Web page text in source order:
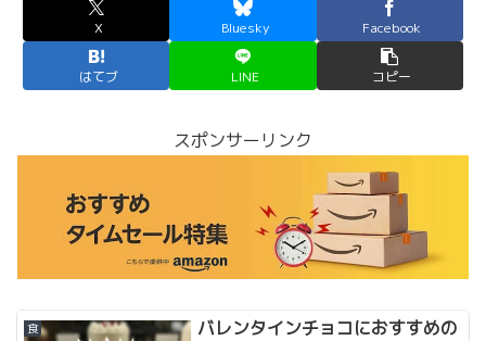
X Bluesky Facebook
はてブ LINE コピー
スポンサーリンク
食
バレンタインチョコにおすすめの